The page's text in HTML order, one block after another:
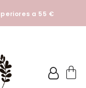
sitios.a 55 €